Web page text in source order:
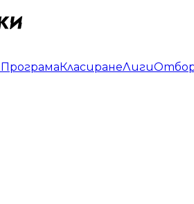
ПрограмаКласиранеЛиги